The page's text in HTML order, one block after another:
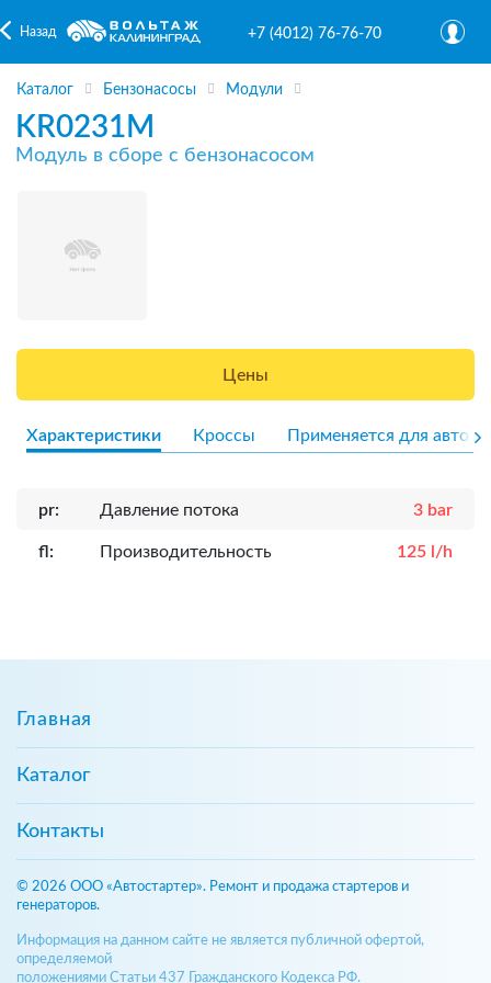
Назад +7 (4012) 76-76-70
Каталог Бензонасосы Модули
KR0231M
Модуль в сборе с бензонасосом
Цены
Характеристики Кроссы Применяется для авто
pr: Давление потока 3 bar
fl: Производительность 125 l/h
Главная
Каталог
Контакты
© 2026 ООО «Автостартер». Ремонт и продажа стартеров и
генераторов.
Информация на данном сайте не является публичной офертой,
определяемой
положениями Статьи 437 Гражданского Кодекса РФ.